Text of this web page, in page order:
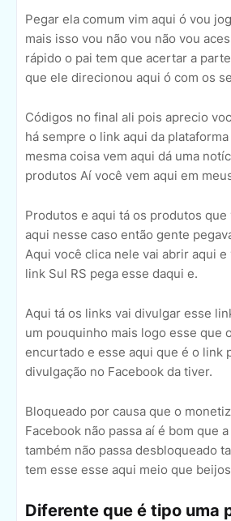
Pegar ela comum vim aqui ó vou
mais isso vou não vou não vou
rápido o pai tem que acertar a
que ele direcionou aqui ó com os
Códigos no final ali pois aprecio
há sempre o link aqui da
mesma coisa vem aqui dá uma
produtos Aí você vem aqui em
Produtos e aqui tá os produtos
aqui nesse caso então gente
Aqui você clica nele vai abrir aqui e
link Sul RS pega esse daqui e.
Aqui tá os links vai divulgar esse
um pouquinho mais logo esse que
encurtado e esse aqui que é o link
divulgação no Facebook da tiver.
Bloqueado por causa que o
Facebook não passa aí é bom que
também não passa desbloqueado
tem esse esse aqui meio que
Diferente que é tipo uma